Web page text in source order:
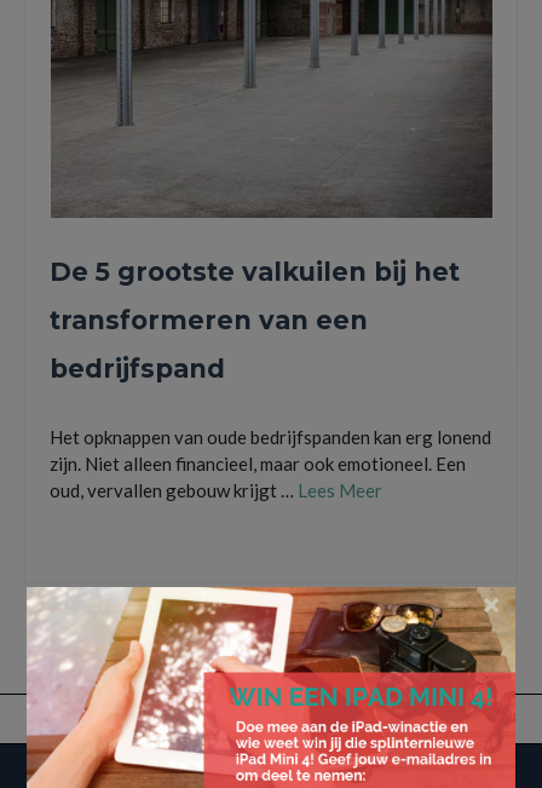
De 5 grootste valkuilen bij het
transformeren van een
bedrijfspand
Het opknappen van oude bedrijfspanden kan erg lonend
zijn. Niet alleen financieel, maar ook emotioneel. Een
oud, vervallen gebouw krijgt … Lees Meer
×